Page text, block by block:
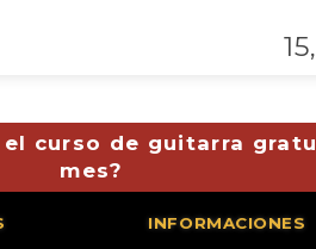
15,
el curso de guitarra
mes?
INFORMACIONES